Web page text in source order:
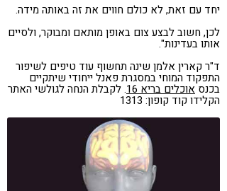
יחד עם זאת, לא כולם חווים את זה באותה מידה.
לכן, חשוב לבצע צום באופן מותאם ומבוקר, ולסיים
אותו בעדינות".
ד"ר קארין אלמן שינה תחשוף עוד טיפים לשיפור
התפקוד המוחי במסגרת פאנל ייחודי שיתקיים
בכנס אוכלים בריא 16 . לקבלת הנחה לגולשי האתר
הקלידו קוד קופון: 1313